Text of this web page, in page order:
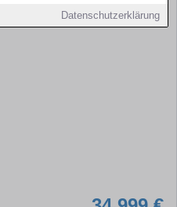
Datenschutzerklärung